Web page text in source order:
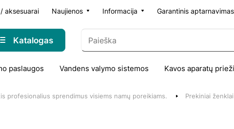
aksesuarai Naujienos Informacija Garantinis aptarnavimas
Katalogas
paslaugos Vandens valymo sistemos Kavos aparatų
profesionalius sprendimus visiems namų poreikiams. Prekiniai ženklai